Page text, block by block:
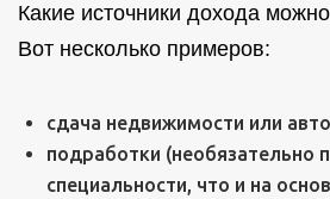
Какие источники дохода
Вот несколько примеров:
сдача недвижимости или
подработки (необязательно
специальности, что и на